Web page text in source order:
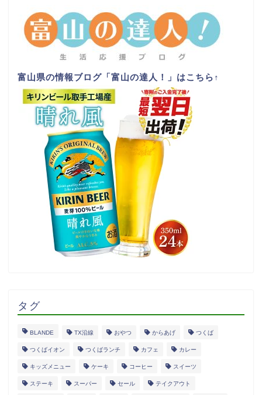
富山県の情報ブログ「富山の達人！」はこちら ↑
タグ
BLANDE TX沿線 おやつ からあげ つくば
つくばイオン つくばランチ カフェ カレー
キッズメニュー ケーキ コーヒー スイーツ
ステーキ スーパー セール テイクアウト